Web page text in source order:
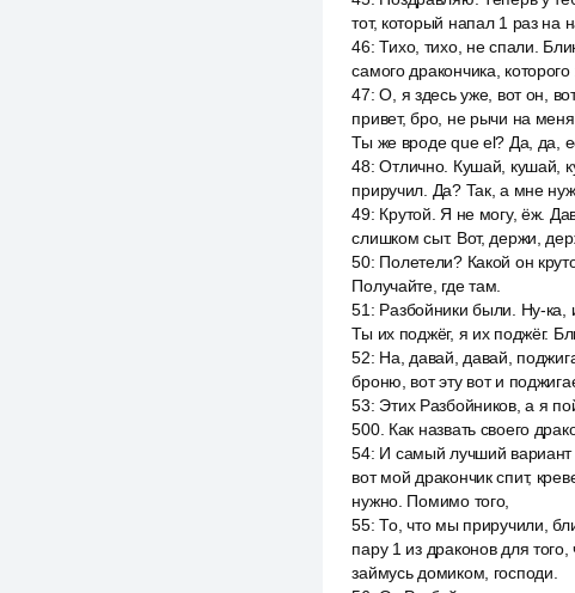
тот, который напал 1 раз на
46:Тихо, тихо, не спали.
самого дракончика,
47:О, я здесь уже, вот он,
привет, бро, не рычи на
Ты же вроде que el? Да, да,
48:Отлично. Кушай, кушай,
приручил. Да? Так, а мне
49: Крутой. Я не могу, ёж.
слишком сыт. Вот, держи,
50: Полетели? Какой он
Получайте, где там.
51 : Разбойники были. Ну-ка,
Ты их поджёг, я их поджёг.
52: На, давай, давай,
броню, вот эту вот и
53: Этих Разбойников, а я
500. Как назвать своего
54: И самый лучший вариант
вот мой дракончик спит,
нужно. Помимо того,
55:То, что мы приручили,
пару 1 из драконов для
займусь домиком, господи.